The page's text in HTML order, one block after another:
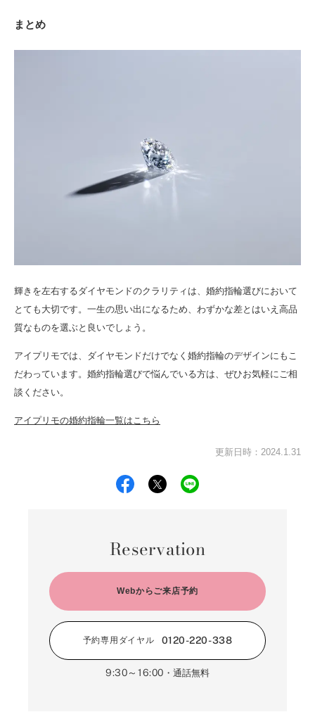
まとめ
輝きを左右するダイヤモンドのクラリティは、婚約指輪選びにおいて
とても大切です。一生の思い出になるため、わずかな差とはいえ高品
質なものを選ぶと良いでしょう。
アイプリモでは、ダイヤモンドだけでなく婚約指輪のデザインにもこ
だわっています。婚約指輪選びで悩んでいる方は、ぜひお気軽にご相
談ください。
アイプリモの婚約指輪一覧はこちら
更新日時：2024.1.31
Reservation
Webからご来店予約
予約専用ダイヤル 0120-220-338
9:30～16:00 ・通話無料